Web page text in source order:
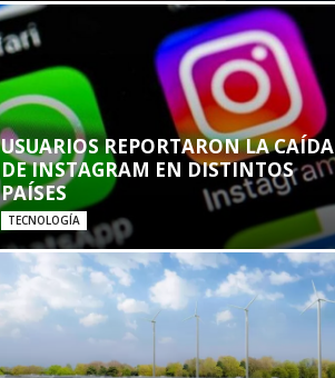
USUARIOS REPORTARON LA CAÍDA
DE INSTAGRAM EN DISTINTOS
PAÍSES
TECNOLOGÍA